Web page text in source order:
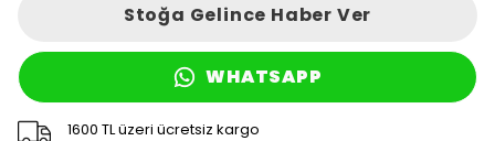
Stoğa Gelince Haber Ver
WHATSAPP
1600 TL üzeri ücretsiz kargo